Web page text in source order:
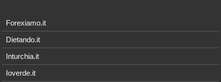
Forexiamo.it
Dietando.it
Inturchia.it
Ioverde.it